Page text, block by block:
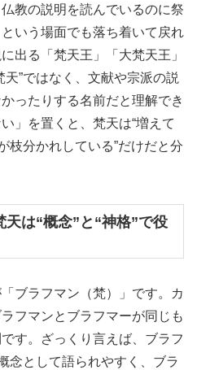
教の説明を読んでいるのに祭
いう場面でも落ち着いて戻れ
出る「梵天王」「大梵天王」
”ではなく、文献や宗派の説
ったりする名前だと理解でき
」を置くと、梵天は“増えて
枝分かれしている”だけだと分
は“概念”と“神格”で役
ブラフマン（梵）」です。カ
フマンとブラフマーが同じも
す。ざっくり言えば、ブラフ
念として語られやすく、ブラ